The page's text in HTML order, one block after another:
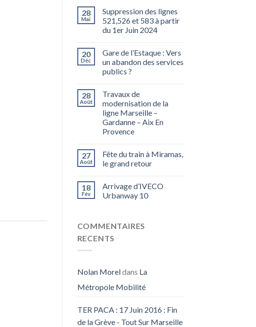
28
Mai
Suppression des lignes
521,526 et 583 à partir
du 1er Juin 2024
20
Déc
Gare de l’Estaque : Vers
un abandon des services
publics ?
28
Août
Travaux de
modernisation de la
ligne Marseille –
Gardanne – Aix En
Provence
27
Août
Fête du train à Miramas,
le grand retour
18
Fév
Arrivage d’IVECO
Urbanway 10
COMMENTAIRES
RECENTS
Nolan Moreldans La
Métropole Mobilité
TER PACA : 17 Juin 2016 : Fin
de la Grève - Tout Sur Marseille